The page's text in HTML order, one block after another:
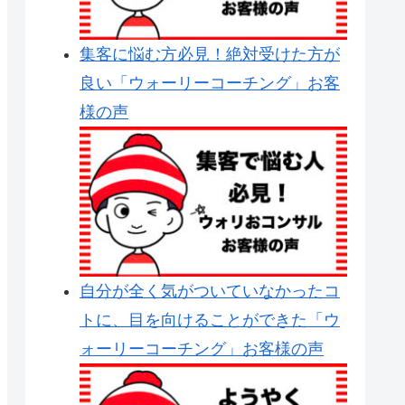
集客に悩む方必見！絶対受けた方が
良い「ウォーリーコーチング」お客
様の声
自分が全く気がついていなかったコ
トに、目を向けることができた「ウ
ォーリーコーチング」お客様の声